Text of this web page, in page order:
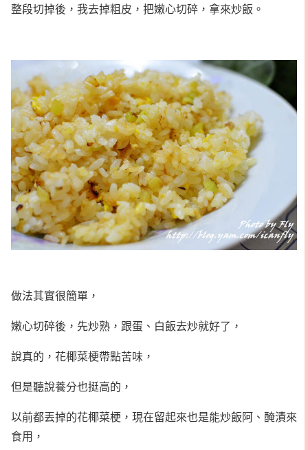
整段切掉後，我去掉粗皮，把嫩心切碎，拿來炒飯。
做法其實很簡單，
嫩心切碎後，先炒熟，跟蛋、白飯去炒就好了，
說真的，花椰菜梗帶點苦味，
但是聽說養分也挺高的，
以前都丟掉的花椰菜梗，現在留起來也是能炒飯阿、醃漬來
食用，